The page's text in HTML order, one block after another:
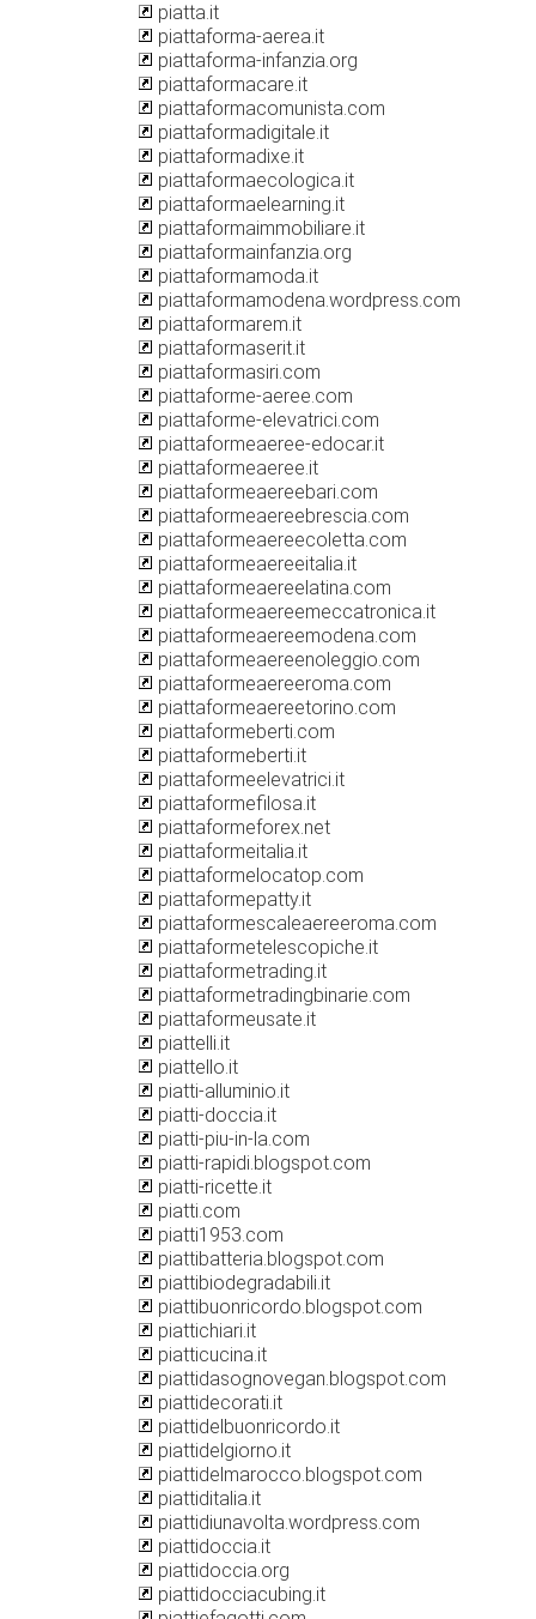
piatta.it
piattaforma-aerea.it
piattaforma-infanzia.org
piattaformacare.it
piattaformacomunista.com
piattaformadigitale.it
piattaformadixe.it
piattaformaecologica.it
piattaformaelearning.it
piattaformaimmobiliare.it
piattaformainfanzia.org
piattaformamoda.it
piattaformamodena.wordpress.com
piattaformarem.it
piattaformaserit.it
piattaformasiri.com
piattaforme-aeree.com
piattaforme-elevatrici.com
piattaformeaeree-edocar.it
piattaformeaeree.it
piattaformeaereebari.com
piattaformeaereebrescia.com
piattaformeaereecoletta.com
piattaformeaereeitalia.it
piattaformeaereelatina.com
piattaformeaereemeccatronica.it
piattaformeaereemodena.com
piattaformeaereenoleggio.com
piattaformeaereeroma.com
piattaformeaereetorino.com
piattaformeberti.com
piattaformeberti.it
piattaformeelevatrici.it
piattaformefilosa.it
piattaformeforex.net
piattaformeitalia.it
piattaformelocatop.com
piattaformepatty.it
piattaformescaleaereeroma.com
piattaformetelescopiche.it
piattaformetrading.it
piattaformetradingbinarie.com
piattaformeusate.it
piattelli.it
piattello.it
piatti-alluminio.it
piatti-doccia.it
piatti-piu-in-la.com
piatti-rapidi.blogspot.com
piatti-ricette.it
piatti.com
piatti1953.com
piattibatteria.blogspot.com
piattibiodegradabili.it
piattibuonricordo.blogspot.com
piattichiari.it
piatticucina.it
piattidasognovegan.blogspot.com
piattidecorati.it
piattidelbuonricordo.it
piattidelgiorno.it
piattidelmarocco.blogspot.com
piattiditalia.it
piattidiunavolta.wordpress.com
piattidoccia.it
piattidoccia.org
piattidocciacubing.it